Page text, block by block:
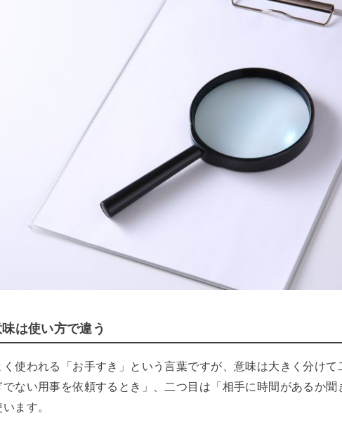
味は使い方で違う
使われる「お手すき」という言葉ですが、意味は大きく分けて
ない用事を依頼するとき」、二つ目は「相手に時間があるか聞
ます。